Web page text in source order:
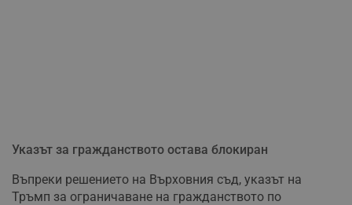
Указът за гражданството остава блокиран
Въпреки решението на Върховния съд, указът на
Тръмп за ограничаване на гражданството по